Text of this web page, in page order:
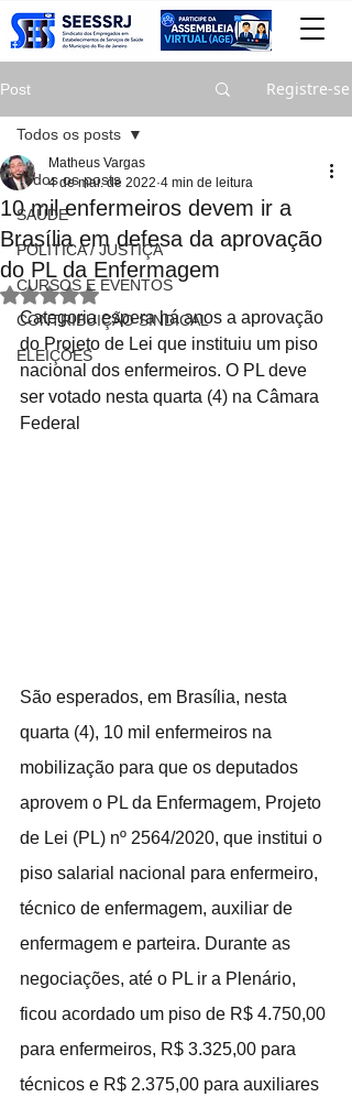
Post Registre-se
Todos os posts
SAÚDE
POLITICA / JUSTIÇA
CURSOS E EVENTOS
CONTRIBUIÇÃO SINDICAL
ELEIÇÕES
Todos os posts
10 mil enfermeiros devem ir a
Brasília em defesa da aprovação
do PL da Enfermagem
Matheus Vargas
4 de mai. de 2022 4 min de leitura
Avaliado com NaN de 5 estrelas.
Categoria espera há anos a aprovação
do Projeto de Lei que instituiu um piso
nacional dos enfermeiros. O PL deve
ser votado nesta quarta (4) na Câmara
Federal
São esperados, em Brasília, nesta
quarta (4), 10 mil enfermeiros na
mobilização para que os deputados
aprovem o PL da Enfermagem, Projeto
de Lei (PL) nº 2564/2020, que institui o
piso salarial nacional para enfermeiro,
técnico de enfermagem, auxiliar de
enfermagem e parteira. Durante as
negociações, até o PL ir a Plenário,
ficou acordado um piso de R$ 4.750,00
para enfermeiros, R$ 3.325,00 para
técnicos e R$ 2.375,00 para auxiliares